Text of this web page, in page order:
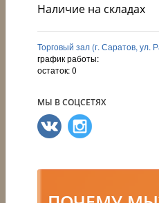
Наличие на складах
Торговый зал (г. Саратов, ул.
график работы:
остаток:0
МЫ В СОЦСЕТЯХ